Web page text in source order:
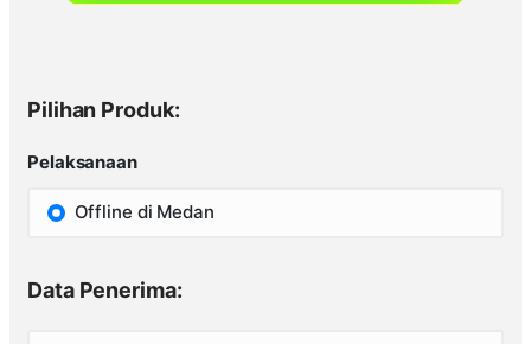
Pilihan Produk:
Pelaksanaan
Offline di Medan
Data Penerima: